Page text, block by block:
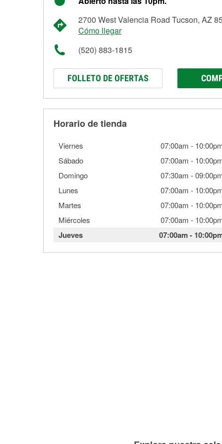
2700 West Valencia Road Tucson, AZ
Cómo llegar
(520) 883-1815
FOLLETO DE OFERTAS
Horario de tienda
Viernes 07:00am -
Sábado
07:00am -
Domingo
07:30am -
Lunes
07:00am -
Martes
07:00am -
Miércoles
07:00am -
Jueves 07:00am-